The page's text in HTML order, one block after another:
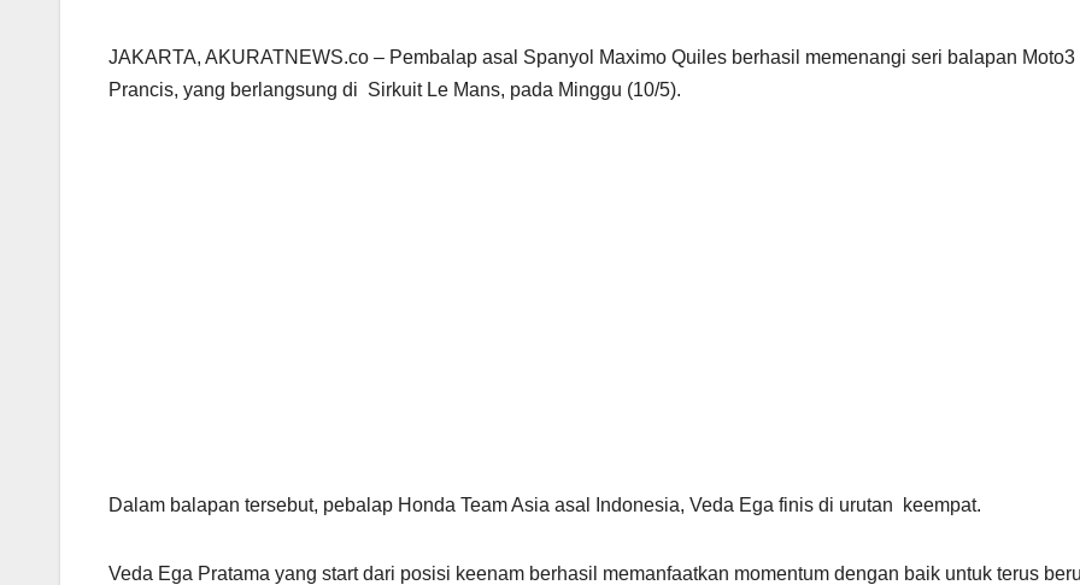
JAKARTA, AKURATNEWS.co – Pembalap asal Spanyol Maximo Quiles berhasil memenangi seri balapan Moto3
Prancis, yang berlangsung di Sirkuit Le Mans, pada Minggu (10/5).
Dalam balapan tersebut, pebalap Honda Team Asia asal Indonesia, Veda Ega finis di urutan keempat.
Veda Ega Pratama yang start dari posisi keenam berhasil memanfaatkan momentum dengan baik untuk terus